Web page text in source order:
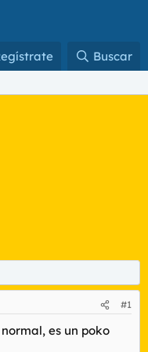
Buscar
#1
es un poko